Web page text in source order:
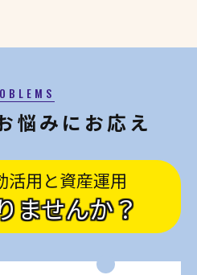
悩みにお応え
活用と資産運用
ませんか？